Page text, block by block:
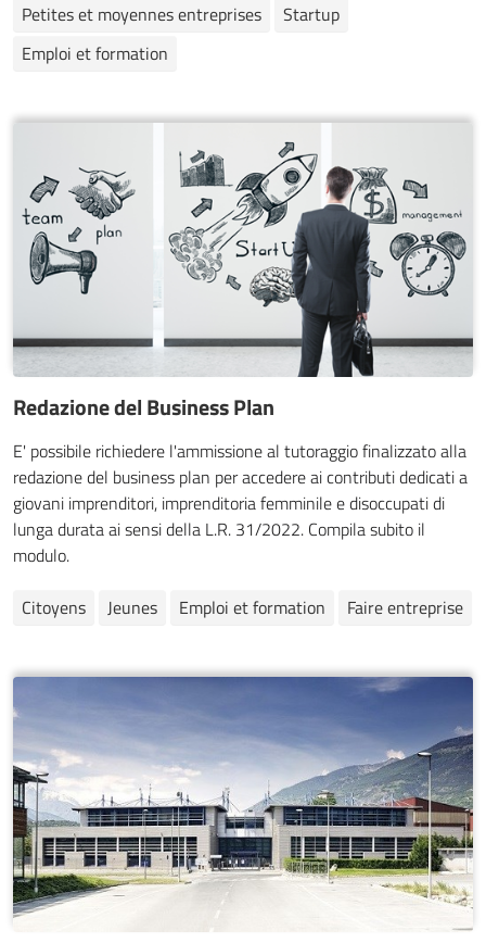
Petites et moyennes entreprises
Startup
Emploi et formation
Redazione del Business Plan
E' possibile richiedere l'ammissione al tutoraggio finalizzato alla
redazione del business plan per accedere ai contributi dedicati a
giovani imprenditori, imprenditoria femminile e disoccupati di
lunga durata ai sensi della L.R. 31/2022. Compila subito il
modulo.
Citoyens
Jeunes Emploi et formation Faire entreprise